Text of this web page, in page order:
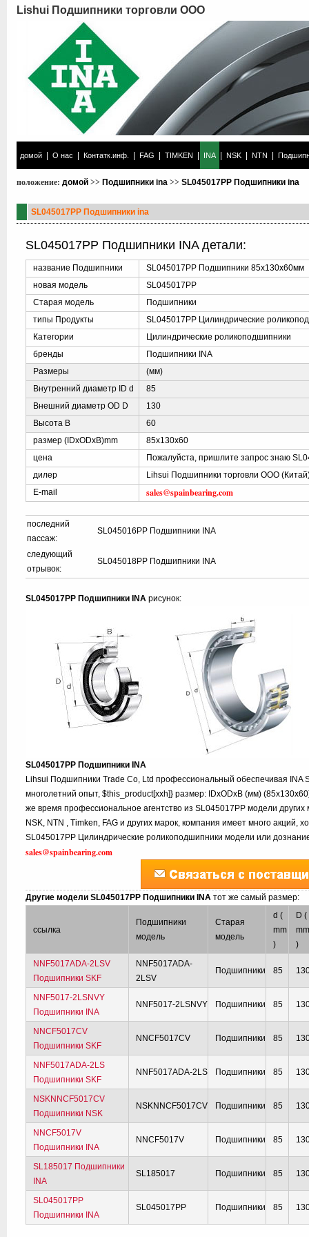
Lishui Подшипники торговли ООО
домой О нас Контатк.инф. FAG TIMKEN INA NSK NTN
положение: домой >> Подшипники ina >> SL045017PP Подшипники ina
SL045017PP Подшипники ina
SL045017PP Подшипники INA детали:
название Подшипники
SL045017PP Подшипники 85x130x60мм
новая модель
SL045017PP
Старая модель
Подшипники
типы Продукты
SL045017PP Цилиндрические
Категории
Цилиндрические роликоподшипники
бренды
Подшипники INA
Размеры
(мм)
Внутренний диаметр ID d
85
Внешний диаметр OD D
130
Высота B
60
размер (IDxODxB)mm
85x130x60
цена
Пожалуйста, пришлите запрос знаю
дилер
Lihsui Подшипники торговли ООО
E-mail
sales@spainbearing.com
последний
пассаж:
SL045016PP Подшипники INA
следующий
отрывок:
SL045018PP Подшипники INA
SL045017PP Подшипники INA рисунок:
SL045017PP Подшипники INA
Lihsui Подшипники Trade Co, Ltd профессиональный обеспечивая INA
многолетний опыт, $this_product[xxh]} размер: IDxODxB (мм)
же время профессиональное агентство из SL045017PP модели других
NSK, NTN , Timken, FAG и других марок, компания имеет много акций,
SL045017PP Цилиндрические роликоподшипники модели или
sales@spainbearing.com
Другие модели SL045017PP Подшипники INAтот же самый размер:
ссылка
Подшипники
модель
Старая
модель
d (
mm
)
D (
)
NNF5017ADA-2LSV
Подшипники SKF
NNF5017ADA-
2LSV
Подшипники 85
NNF5017-2LSNVY
Подшипники INA
NNF5017-2LSNVY Подшипники 85
NNCF5017CV
Подшипники SKF
NNCF5017CV Подшипники 85
NNF5017ADA-2LS
Подшипники SKF
NNF5017ADA-2LS Подшипники 85
NSKNNCF5017CV
Подшипники NSK
NSKNNCF5017CV Подшипники 85
NNCF5017V
Подшипники INA
NNCF5017V Подшипники 85
SL185017 Подшипники
INA
SL185017 Подшипники 85
SL045017PP
Подшипники INA
SL045017PP Подшипники 85